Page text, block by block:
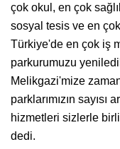
çok okul, en çok
sosyal tesis ve en
Türkiye'de en çok iş
parkurumuzu
Melikgazi'mize
parklarımızın sayısı
hizmetleri sizlerle
dedi.